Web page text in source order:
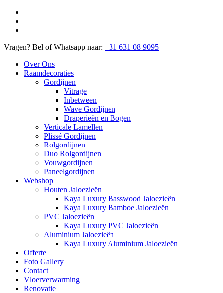
Vragen? Bel of Whatsapp naar: +31 631 08 9095
Over Ons
Raamdecoraties
Gordijnen
Vitrage
Inbetween
Wave Gordijnen
Draperieën en Bogen
Verticale Lamellen
Plissé Gordijnen
Rolgordijnen
Duo Rolgordijnen
Vouwgordijnen
Paneelgordijnen
Webshop
Houten Jaloezieën
Kaya Luxury Basswood Jaloezieën
Kaya Luxury Bamboe Jaloezieën
PVC Jaloezieën
Kaya Luxury PVC Jaloezieën
Aluminium Jaloezieën
Kaya Luxury Aluminium Jaloezieën
Offerte
Foto Gallery
Contact
Vloerverwarming
Renovatie